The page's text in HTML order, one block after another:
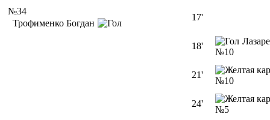
№34
Трофименко Богдан
17'
18'
№10
21'
№10
24'
№5